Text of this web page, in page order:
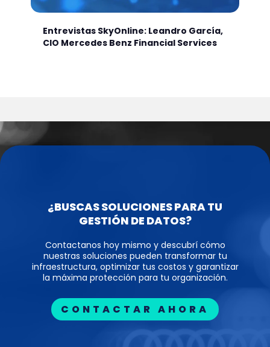
Entrevistas SkyOnline: Leandro García,
CIO Mercedes Benz Financial Services
¿BUSCAS SOLUCIONES PARA TU
GESTIÓN DE DATOS?
Contactanos hoy mismo y descubrí cómo
nuestras soluciones pueden transformar tu
infraestructura, optimizar tus costos y garantizar
la máxima protección para tu organización.
CONTACTAR AHORA